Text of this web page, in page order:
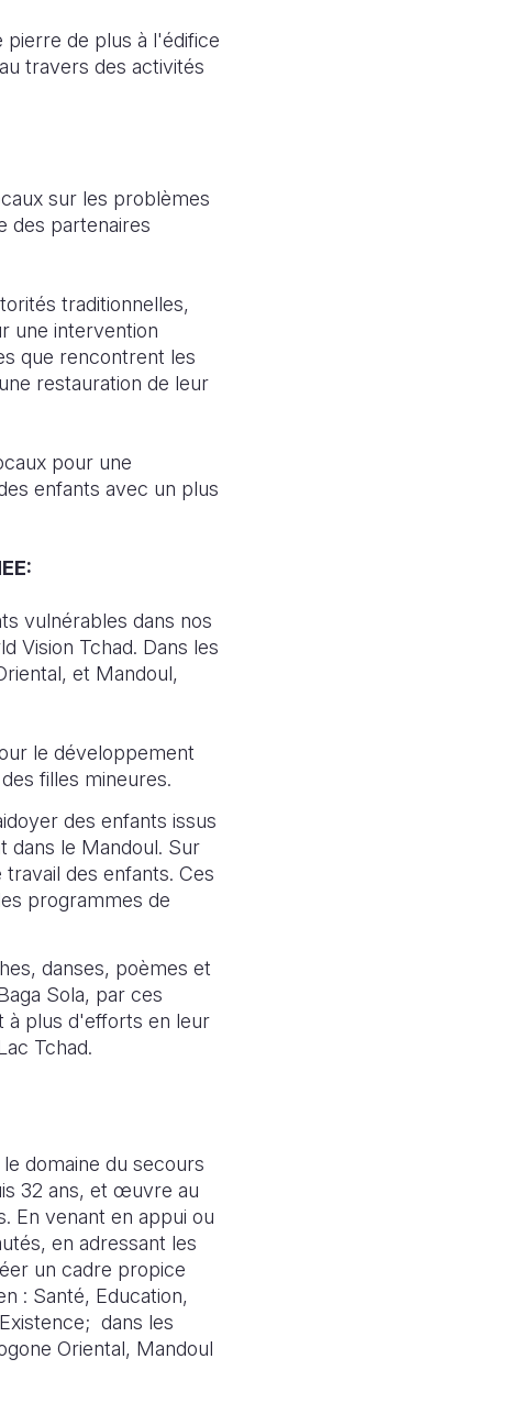
pierre de plus à l'édifice
travers des activités
sur les problèmes
des partenaires
traditionnelles,
une intervention
que rencontrent les
restauration de leur
pour une
enfants avec un plus
vulnérables dans nos
Vision Tchad. Dans les
et Mandoul,
le développement
filles mineures.
des enfants issus
dans le Mandoul. Sur
des enfants. Ces
programmes de
danses, poèmes et
Sola, par ces
à plus d'efforts en leur
Tchad.
domaine du secours
32 ans, et œuvre au
En venant en appui ou
en adressant les
un cadre propice
: Santé, Education,
dans les
Oriental, Mandoul